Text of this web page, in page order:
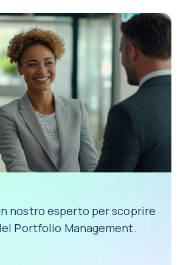
nostro esperto per scoprire
Portfolio Management.